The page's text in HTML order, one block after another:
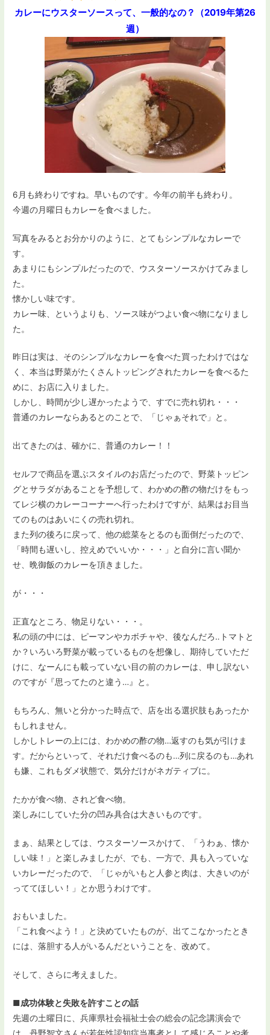
カレーにウスターソースって、一般的なの？（2019年第26
週）
6月も終わりですね。早いものです。今年の前半も終わり。
今週の月曜日もカレーを食べました。
写真をみるとお分かりのように、とてもシンプルなカレーで
す。
あまりにもシンプルだったので、ウスターソースかけてみまし
た。
懐かしい味です。
カレー味、というよりも、ソース味がつよい食べ物になりまし
た。
昨日は実は、そのシンプルなカレーを食べた買ったわけではな
く、本当は野菜がたくさんトッピングされたカレーを食べるた
めに、お店に入りました。
しかし、時間が少し遅かったようで、すでに売れ切れ・・・
普通のカレーならあるとのことで、「じゃぁそれで」と。
出てきたのは、確かに、普通のカレー！！
セルフで商品を選ぶスタイルのお店だったので、野菜トッピン
グとサラダがあることを予想して、わかめの酢の物だけをもっ
てレジ横のカレーコーナーへ行ったわけですが、結果はお目当
てのものはあいにくの売れ切れ。
また列の後ろに戻って、他の総菜をとるのも面倒だったので、
「時間も遅いし、控えめでいいか・・・」と自分に言い聞か
せ、晩御飯のカレーを頂きました。
が・・・
正直なところ、物足りない・・・。
私の頭の中には、ピーマンやカボチャや、後なんだろ‥トマトと
か？いろいろ野菜が載っているものを想像し、期待していただ
けに、なーんにも載っていない目の前のカレーは、申し訳ない
のですが『思ってたのと違う…』と。
もちろん、無いと分かった時点で、店を出る選択肢もあったか
もしれません。
しかしトレーの上には、わかめの酢の物…返すのも気が引けま
す。だからといって、それだけ食べるのも…列に戻るのも…あれ
も嫌、これもダメ状態で、気分だけがネガティブに。
たかが食べ物、されど食べ物。
楽しみにしていた分の凹み具合は大きいものです。
まぁ、結果としては、ウスターソースかけて、「うわぁ、懐か
しい味！」と楽しみましたが、でも、一方で、具も入っていな
いカレーだったので、「じゃがいもと人参と肉は、大きいのが
っててほしい！」とか思うわけです。
おもいました。
「これ食べよう！」と決めていたものが、出てこなかったとき
には、落胆する人がいるんだということを、改めて。
そして、さらに考えました。
■成功体験と失敗を許すことの話
先週の土曜日に、兵庫県社会福祉士会の総会の記念講演会で